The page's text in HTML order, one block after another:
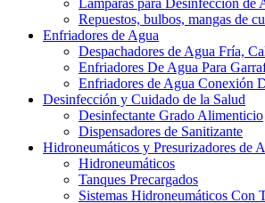
Lámparas para Desinfección de
Repuestos, bulbos, mangas de
Enfriadores de Agua
Despachadores de Agua Fría,
Enfriadores De Agua Para
Enfriadores de Agua Conexión
Desinfección y Cuidado de la Salud
Desinfectante Grado Alimenticio
Dispensadores de Sanitizante
Hidroneumáticos y Presurizadores de
Hidroneumáticos
Tanques Precargados
Sistemas Hidroneumáticos Con